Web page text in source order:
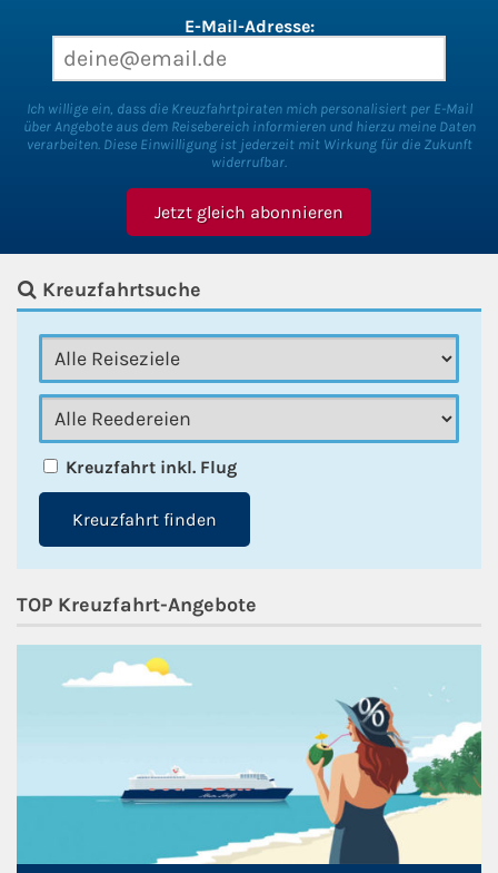
E-Mail-Adresse:
Ich willige ein, dass die Kreuzfahrtpiraten mich personalisiert per E-Mail
über Angebote aus dem Reisebereich informieren und hierzu meine Daten
verarbeiten. Diese Einwilligung ist jederzeit mit Wirkung für die Zukunft
widerrufbar.
Kreuzfahrtsuche
Kreuzfahrt inkl. Flug
Kreuzfahrt finden
TOP Kreuzfahrt-Angebote